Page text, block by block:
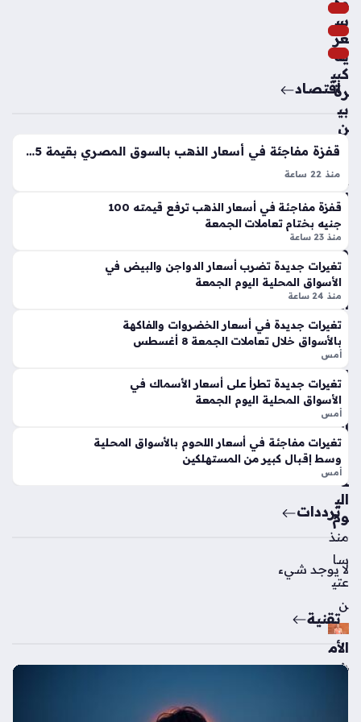
تبع
د
4
لاع
بي
ن
من
قائ
مة
ري
ق
الأو
ل
لكر
الق
دم
للم
س
م
الج
دي
د
منذ
سا
عا
ت
س
عر
ية
كبي
رة
بي
ن
بور
ة
الد
وا
جن
والأ
س
عار
الن
هائ
ية
في
الم
حلا
ت
الت
جا
ري
ة
الي
وم
منذ
سا
عتي
ن
الأم
ن
اقتصاد
قفزة مفاجئة في أسعار الذهب بالسوق المصري بقيمة 45 جنيها للجرام الواحد
منذ 22 ساعة
جنيهًا في الجرام الواحد مقارنة بالتحديثات السابقة. يأتي هذا التحرك
قفزة مفاجئة في أسعار الذهب ترفع قيمته 100
جنيه بختام تعاملات الجمعة
منذ 23 ساعة
تغيرات جديدة تضرب أسعار الدواجن والبيض في
الأسواق المحلية اليوم الجمعة
منذ 24 ساعة
تغيرات جديدة في أسعار الخضروات والفاكهة
بالأسواق خلال تعاملات الجمعة 8 أغسطس
أمس
تغيرات جديدة تطرأ على أسعار الأسماك في
الأسواق المحلية اليوم الجمعة
أمس
تغيرات مفاجئة في أسعار اللحوم بالأسواق المحلية
وسط إقبال كبير من المستهلكين
أمس
ترددات
لا يوجد شيء
تقنية